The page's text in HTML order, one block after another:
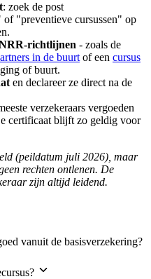
: zoek de post
"preventieve cursussen" op
NRR-richtlijnen - zoals de
in de buurt of een cursus
of buurt.
en declareer ze direct na de
verzekeraars vergoeden
certificaat blijft zo geldig voor
(peildatum juli 2026), maar
rechten ontlenen. De
zijn altijd leidend.
vanuit de basisverzekering?